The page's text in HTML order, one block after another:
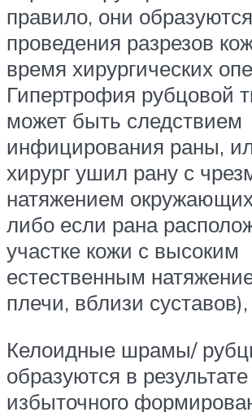
правило, они
проведения разрезов
время хирургических
Гипертрофия рубцовой
может быть следствием
инфицирования раны,
хирург ушил рану с
натяжением
либо если рана
участке кожи с высоким
естественным
плечи, вблизи
Келоидные шрамы/
образуются в результате
избыточного